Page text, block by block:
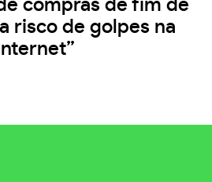
compras de fim de
risco de golpes na